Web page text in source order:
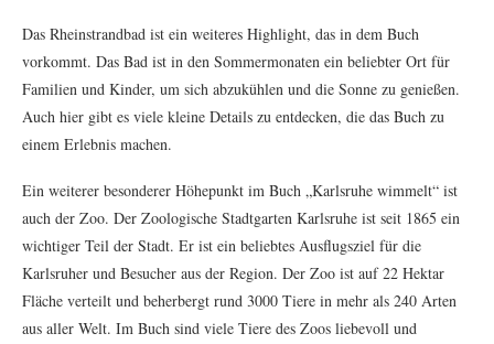
Das Rheinstrandbad ist ein weiteres Highlight, das in dem Buch
vorkommt. Das Bad ist in den Sommermonaten ein beliebter Ort für
Familien und Kinder, um sich abzukühlen und die Sonne zu genießen.
Auch hier gibt es viele kleine Details zu entdecken, die das Buch zu
einem Erlebnis machen.
Ein weiterer besonderer Höhepunkt im Buch „Karlsruhe wimmelt“ ist
auch der Zoo. Der Zoologische Stadtgarten Karlsruhe ist seit 1865 ein
wichtiger Teil der Stadt. Er ist ein beliebtes Ausflugsziel für die
Karlsruher und Besucher aus der Region. Der Zoo ist auf 22 Hektar
Fläche verteilt und beherbergt rund 3000 Tiere in mehr als 240 Arten
aus aller Welt. Im Buch sind viele Tiere des Zoos liebevoll und